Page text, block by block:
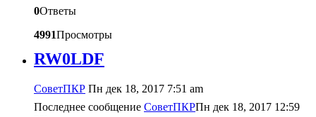
0Ответы
4991Просмотры
RW0LDF
CоветПКР Пн дек 18, 2017 7:51 am
Последнее сообщение CоветПКРПн дек 18, 2017 12:59